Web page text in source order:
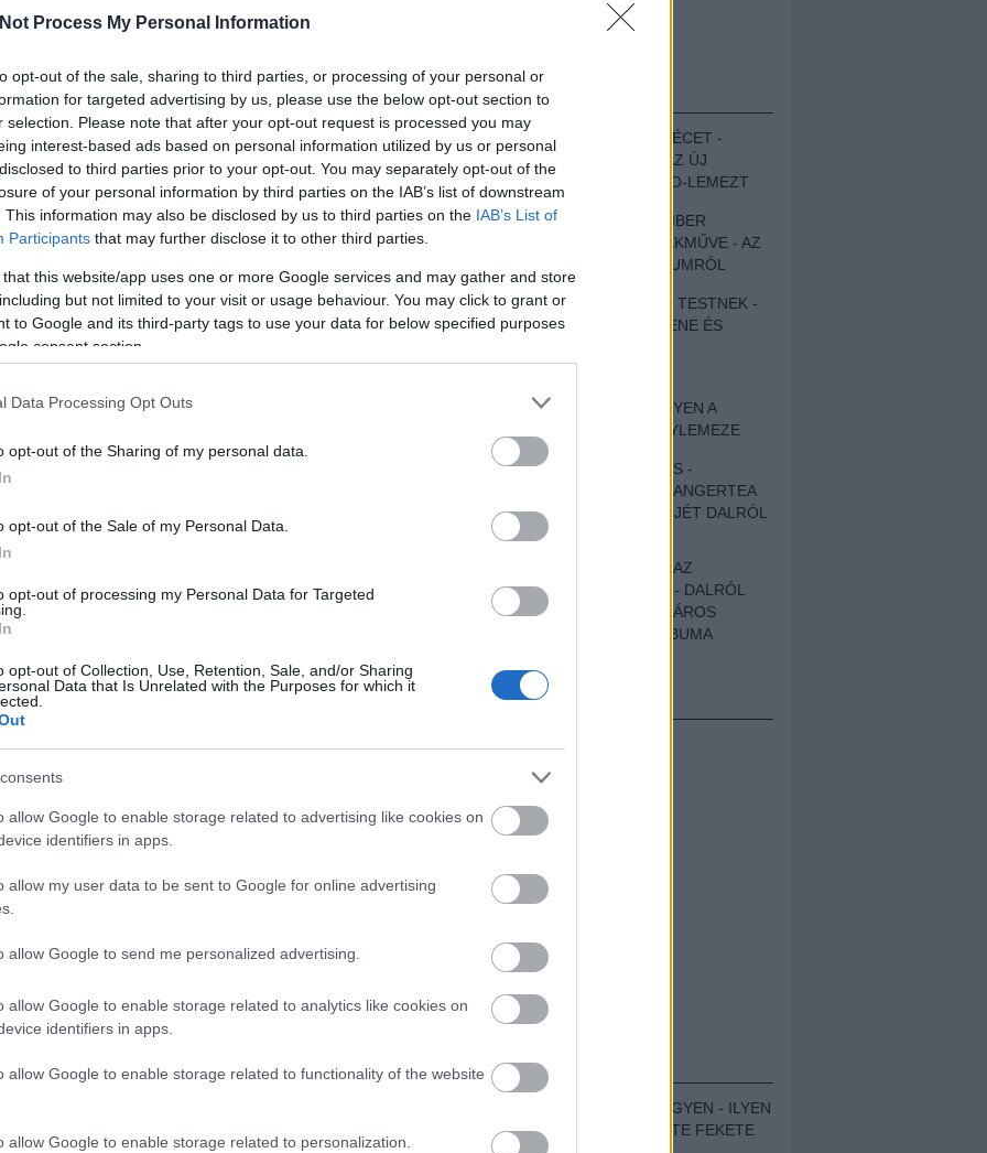
Process My Personal Information
opt-out of the sale, sharing to third parties, or processing of your personal or
for targeted advertising by us, please use the below opt-out section to
selection. Please note that after your opt-out request is processed you may
interest-based ads based on personal information utilized by us or personal
to third parties prior to your opt-out. You may separately opt-out of the
of your personal information by third parties on the IAB’s list of downstream
This information may also be disclosed by us to third parties on the IAB’s List of
Participants that may further disclose it to other third parties.
that this website/app uses one or more Google services and may gather and store
but not limited to your visit or usage behaviour. You may click to grant or
to Google and its third-party tags to use your data for below specified purposes
consent section.
Data Processing Opt Outs
opt-out of the Sharing of my personal data.
opt-out of the Sale of my Personal Data.
opt-out of processing my Personal Data for Targeted
opt-out of Collection, Use, Retention, Sale, and/or Sharing
Data that Is Unrelated with the Purposes for which it
allow Google to enable storage related to advertising like cookies on
identifiers in apps.
allow my user data to be sent to Google for online advertising
allow Google to send me personalized advertising.
allow Google to enable storage related to analytics like cookies on
identifiers in apps.
allow Google to enable storage related to functionality of the website
allow Google to enable storage related to personalization.
lady gaga
Káros
koncertanyag
Színes vinylen
Karaoke módot
tesztel a Spotify
minősülnek, értük a
EZT HALLGASD!
MEGUGROTTÁK A LÉCET -
MEGHALLGATTUK AZ ÚJ
PROTEST THE HERO-LEMEZT
EGY DÜHÖS VÉNEMBER
UNIVERZÁLIS REMEKMŰVE - AZ
ÚJ BOB DYLAN-ALBUMRÓL
ZENE LÉLEKNEK ÉS TESTNEK -
AUTENTIKUS NÉPZENE ÉS
SZOMORKODÁS - ILYEN A
KATATONIA ÚJ NAGYLEMEZE
CROCODILE NERVES -
HALLGASD MEG AZ ANGERTEA
MA MEGJELENT EP-JÉT DALRÓL
DALRA!
A FELELŐSSÉGTŐL AZ
ELLOPOTT FÖLDIG - DALRÓL
DALRA A KÉPZELT VÁROS
SAMIZDAT CÍMŰ ALBUMA
HIRDETÉS
BESZÁMOLÓK
ZENÉS TÁBOR A HEGYEN - ILYEN
VOLT A VÍRUS SZÜLTE FEKETE